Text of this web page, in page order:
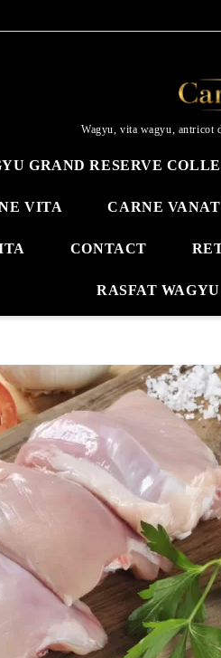
Wagyu, vita wagyu, antricot
GRAND RESERVE
VITA CARNE VANAT
CONTACT
RASFAT